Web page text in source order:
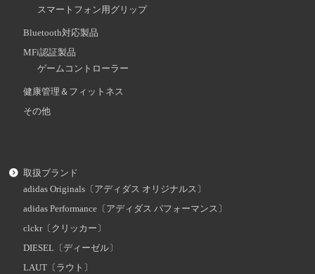
スマートフォン用グリップ
Bluetooth対応製品
MFi認証製品
ゲームコントローラー
健康管理＆フィットネス
その他
取扱ブランド
adidas Originals〔アディダス オリジナルス〕
adidas Performance〔アディダス パフォーマンス〕
clckr〔クリッカー〕
DIESEL〔ディーゼル〕
LAUT〔ラウト〕